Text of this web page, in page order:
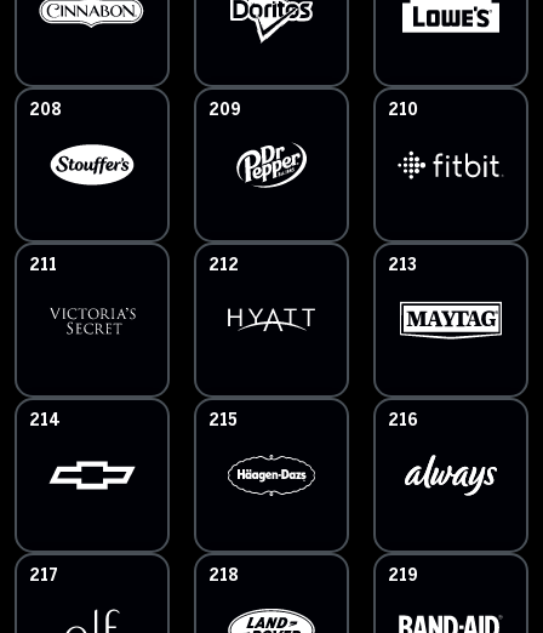
208 209 210
211 212 213
214 215 216
217 218 219